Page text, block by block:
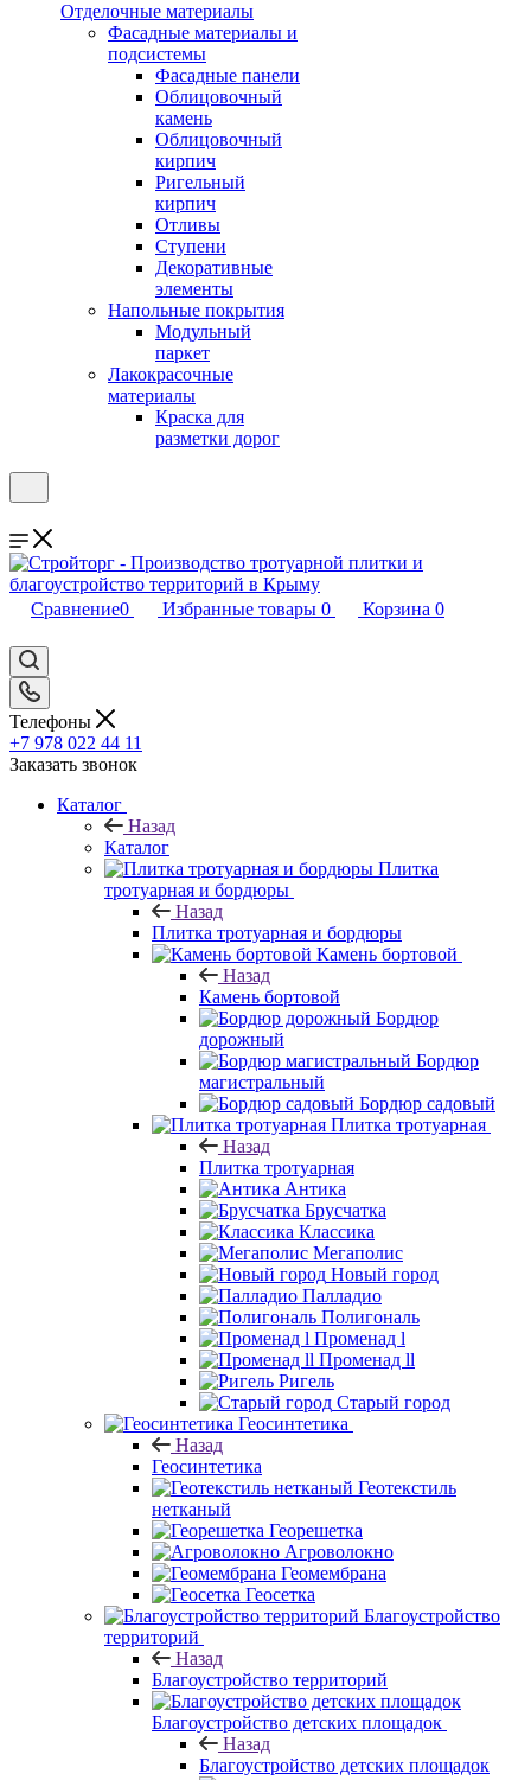
Отделочные материалы
Фасадные материалы и
подсистемы
Фасадные панели
Облицовочный
камень
Облицовочный
кирпич
Ригельный
кирпич
Отливы
Ступени
Декоративные
элементы
Напольные покрытия
Модульный
паркет
Лакокрасочные
материалы
Краска для
разметки дорог
Сравнение0 Избранные товары 0 Корзина 0
Телефоны
+7 978 022 44 11
Заказать звонок
Каталог
Назад
Каталог
Плитка
тротуарная и бордюры
Назад
Плитка тротуарная и бордюры
Камень бортовой
Назад
Камень бортовой
Бордюр
дорожный
Бордюр
магистральный
Бордюр садовый
Плитка тротуарная
Назад
Плитка тротуарная
Антика
Брусчатка
Классика
Мегаполис
Новый город
Палладио
Полигональ
Променад l
Променад ll
Ригель
Старый город
Геосинтетика
Назад
Геосинтетика
Геотекстиль
нетканый
Георешетка
Агроволокно
Геомембрана
Геосетка
Благоустройство
территорий
Назад
Благоустройство территорий
Благоустройство детских площадок
Назад
Благоустройство детских площадок